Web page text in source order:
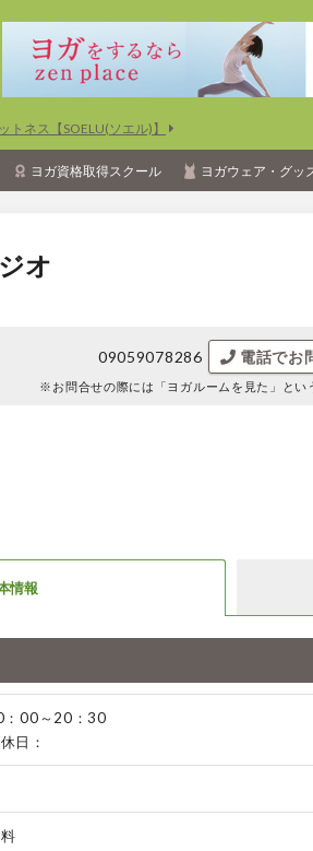
ネス【SOELU(ソエル)】
ヨガ資格取得スクール ヨガウェア・グッ
オ
09059078286 電話でお
※お問合せの際には 「ヨガルームを見た」とい
情報
：00～20：30
日：